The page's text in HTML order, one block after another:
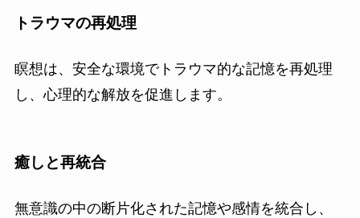
トラウマの再処理
瞑想は、安全な環境でトラウマ的な記憶を再処理
し、心理的な解放を促進します。
癒しと再統合
無意識の中の断片化された記憶や感情を統合し、